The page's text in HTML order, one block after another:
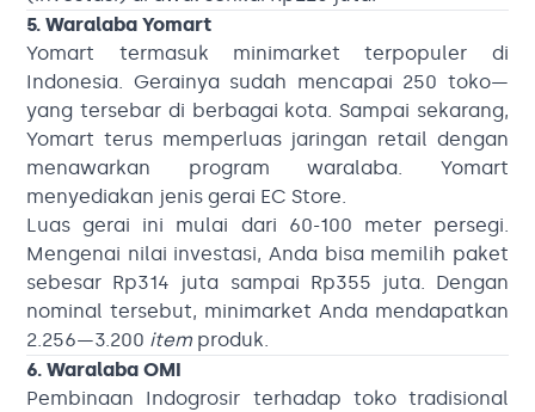
5. Waralaba Yomart
Yomart termasuk minimarket terpopuler di
Indonesia. Gerainya sudah mencapai 250 toko—
yang tersebar di berbagai kota. Sampai sekarang,
Yomart terus memperluas jaringan retail dengan
menawarkan program waralaba. Yomart
menyediakan jenis gerai EC Store.
Luas gerai ini mulai dari 60-100 meter persegi.
Mengenai nilai investasi, Anda bisa memilih paket
sebesar Rp314 juta sampai Rp355 juta. Dengan
nominal tersebut, minimarket Anda mendapatkan
2.256—3.200 item produk.
6. Waralaba OMI
Pembinaan Indogrosir terhadap toko tradisional